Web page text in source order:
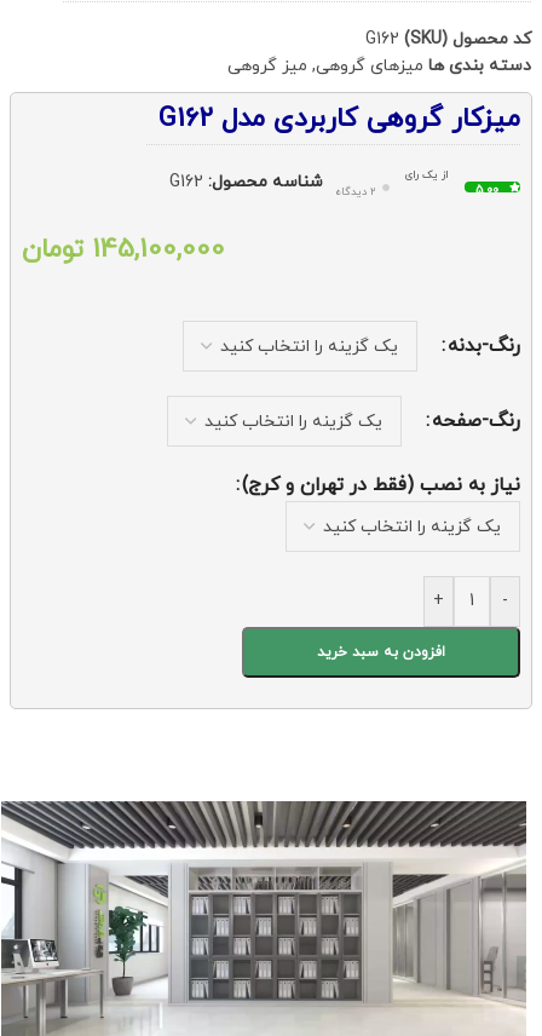
کد محصول (SKU)
G162
دسته بندی ها میزهای گروهی, میز گروهی
میزکار گروهی کاربردی مدل G162
5.00
از یک رای
2 دیدگاه
شناسه محصول: G162
145,100,000 تومان
رنگ-بدنه
رنگ-صفحه
نیاز به نصب (فقط در تهران و کرج)
-
+
افزودن به سبد خرید